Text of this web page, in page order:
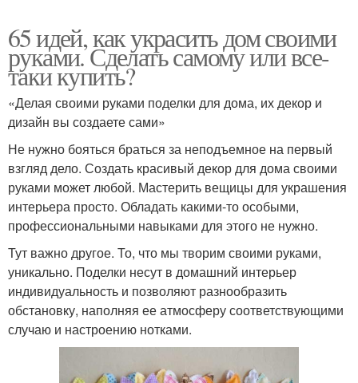
65 идей, как украсить дом своими
руками. Сделать самому или все-
таки купить?
«Делая своими руками поделки для дома, их декор и
дизайн вы создаете сами»
Не нужно бояться браться за неподъемное на первый
взгляд дело. Создать красивый декор для дома своими
руками может любой. Мастерить вещицы для украшения
интерьера просто. Обладать какими-то особыми,
профессиональными навыками для этого не нужно.
Тут важно другое. То, что мы творим своими руками,
уникально. Поделки несут в домашний интерьер
индивидуальность и позволяют разнообразить
обстановку, наполняя ее атмосферу соответствующими
случаю и настроению нотками.